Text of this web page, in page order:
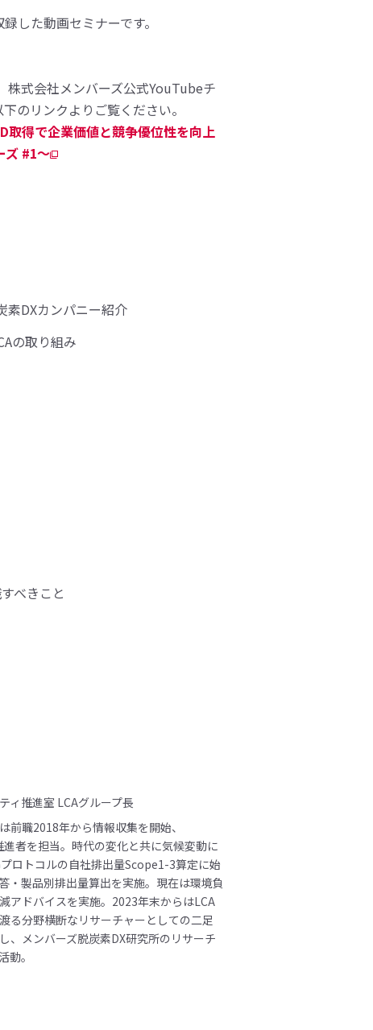
した動画セミナーです。
株式会社メンバーズ公式YouTubeチ
のリンクよりご覧ください。
取得で企業価値と競争優位性を向上
ズ #1〜
素DXカンパニー紹介
の取り組み
べきこと
ィ推進室 LCAグループ長
前職2018年から情報収集を開始、
進者を担当。時代の変化と共に気候変動に
ロトコルの自社排出量Scope1-3算定に始
・製品別排出量算出を実施。現在は環境負
アドバイスを実施。2023年末からはLCA
る分野横断なリサーチャーとしての二足
、メンバーズ脱炭素DX研究所のリサーチ
動。